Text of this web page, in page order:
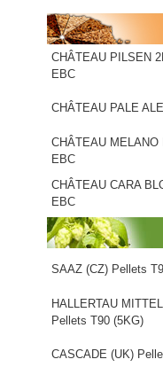
CHÂTEAU PILSEN
EBC
CHÂTEAU PALE
CHÂTEAU MELANO
EBC
CHÂTEAU CARA
EBC
SAAZ (CZ) Pellets
HALLERTAU
Pellets T90 (5KG)
CASCADE (UK)